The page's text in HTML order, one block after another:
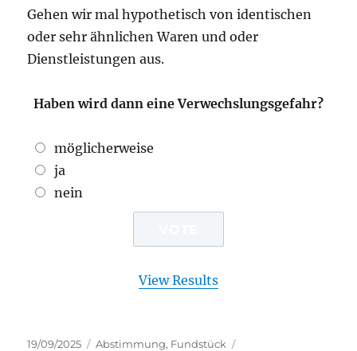
Gehen wir mal hypothetisch von identischen
oder sehr ähnlichen Waren und oder
Dienstleistungen aus.
Haben wird dann eine Verwechslungsgefahr?
möglicherweise
ja
nein
View Results
Posted
19/09/2025 Categories
Abstimmung, Fundstück